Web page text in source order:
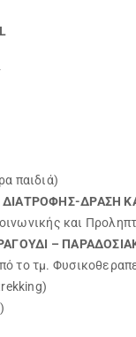
παιδιά)
ΔΡΑΣΗ
και
–
το τμ.